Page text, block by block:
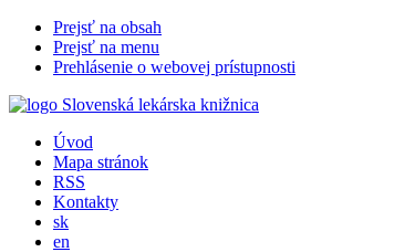
Prejsť na obsah
Prejsť na menu
Prehlásenie o webovej prístupnosti
Úvod
Mapa stránok
RSS
Kontakty
sk
en